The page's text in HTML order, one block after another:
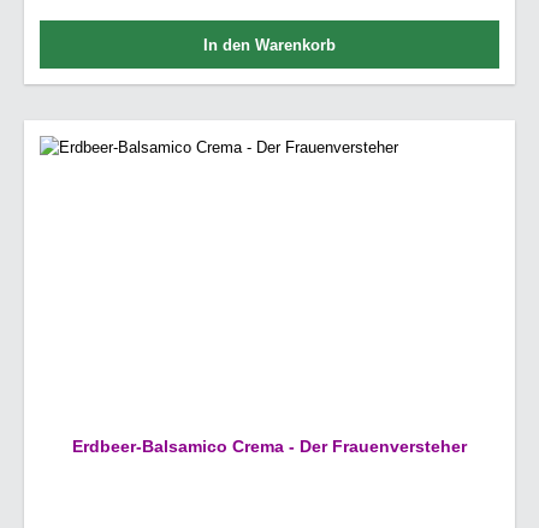
In den Warenkorb
Erdbeer-Balsamico Crema - Der Frauenversteher